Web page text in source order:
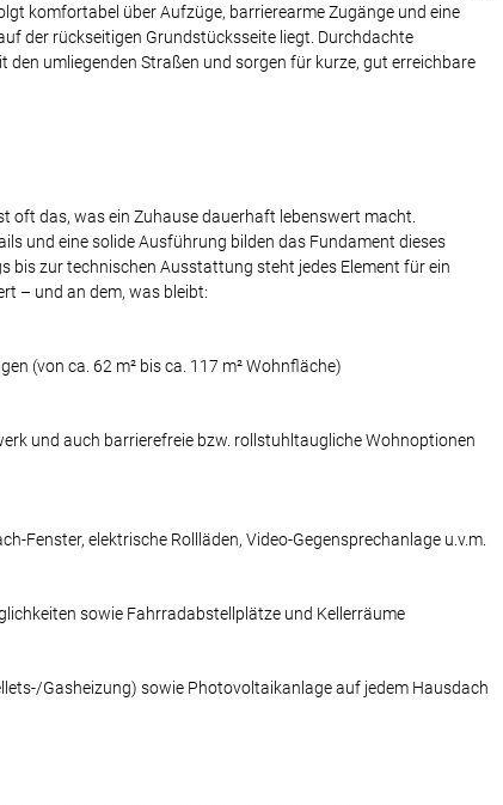
komfortabel über Aufzüge, barrierearme Zugänge und eine
der rückseitigen Grundstücksseite liegt. Durchdachte
den umliegenden Straßen und sorgen für kurze, gut erreichbare
oft das, was ein Zuhause dauerhaft lebenswert macht.
und eine solide Ausführung bilden das Fundament dieses
bis zur technischen Ausstattung steht jedes Element für ein
– und an dem, was bleibt:
(von ca. 62 m² bis ca. 117 m² Wohnfläche)
und auch barrierefreie bzw. rollstuhltaugliche Wohnoptionen
Fenster, elektrische Rollläden, Video-Gegensprechanlage u.v.m.
sowie Fahrradabstellplätze und Kellerräume
Gasheizung) sowie Photovoltaikanlage auf jedem Hausdach